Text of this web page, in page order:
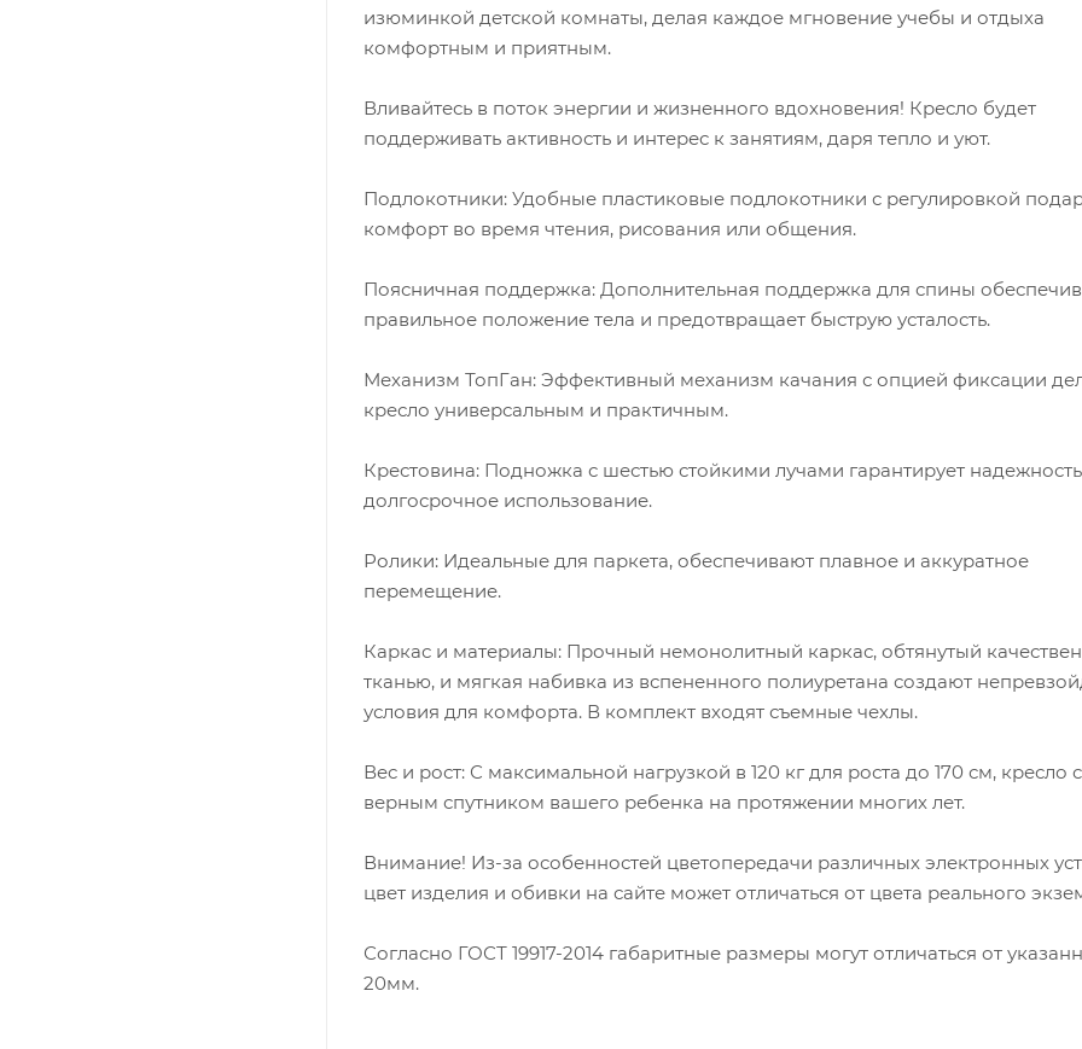
изюминкой детской комнаты, делая каждое мгновение учебы и отдыха
комфортным и приятным.
Вливайтесь в поток энергии и жизненного вдохновения! Кресло будет
поддерживать активность и интерес к занятиям, даря тепло и уют.
Подлокотники: Удобные пластиковые подлокотники с регулировкой
комфорт во время чтения, рисования или общения.
Поясничная поддержка: Дополнительная поддержка для спины
правильное положение тела и предотвращает быструю усталость.
Механизм ТопГан: Эффективный механизм качания с опцией фиксации
кресло универсальным и практичным.
Крестовина: Подножка с шестью стойкими лучами гарантирует
долгосрочное использование.
Ролики: Идеальные для паркета, обеспечивают плавное и аккуратное
перемещение.
Каркас и материалы: Прочный немонолитный каркас, обтянутый
тканью, и мягкая набивка из вспененного полиуретана создают
условия для комфорта. В комплект входят съемные чехлы.
Вес и рост: С максимальной нагрузкой в 120 кг для роста до 170 см, кресло
верным спутником вашего ребенка на протяжении многих лет.
Внимание! Из-за особенностей цветопередачи различных электронных
цвет изделия и обивки на сайте может отличаться от цвета реального
Согласно ГОСТ 19917-2014 габаритные размеры могут отличаться от
20мм.